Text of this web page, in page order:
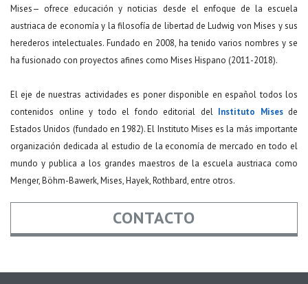
Mises— ofrece educación y noticias desde el enfoque de la escuela
austriaca de economía y la filosofía de libertad de Ludwig von Mises y sus
herederos intelectuales. Fundado en 2008, ha tenido varios nombres y se
ha fusionado con proyectos afines como Mises Hispano (2011-2018).
El eje de nuestras actividades es poner disponible en español todos los
contenidos online y todo el fondo editorial del Instituto Misesde
Estados Unidos (fundado en 1982). El Instituto Mises es la más importante
organización dedicada al estudio de la economía de mercado en todo el
mundo y publica a los grandes maestros de la escuela austriaca como
Menger, Böhm-Bawerk, Mises, Hayek, Rothbard, entre otros.
CONTACTO